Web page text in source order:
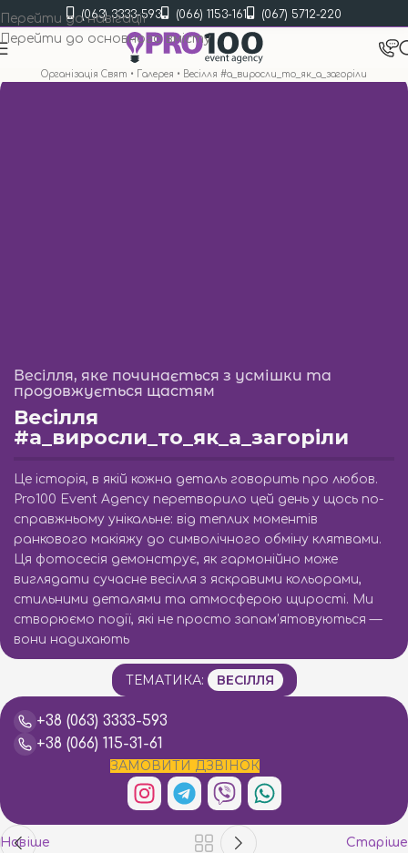
Перейти до навігації
Перейти до основного вмісту
(063) 3333-593 (066) 1153-161 (067) 5712-220
Організація Свят • Галерея • Весілля #а_виросли_то_як_а_загоріли
Весілля, яке починається з усмішки та
продовжується щастям
Весілля
#а_виросли_то_як_а_загоріли
Це історія, в якій кожна деталь говорить про любов.
Pro100 Event Agency перетворило цей день у щось по-
справжньому унікальне: від теплих моментів
ранкового макіяжу до символічного обміну клятвами.
Ця фотосесія демонструє, як гармонійно може
виглядати сучасне весілля з яскравими кольорами,
стильними деталями та атмосферою щирості. Ми
створюємо події, які не просто запам’ятовуються —
вони надихають
ТЕМАТИКА: ВЕСІЛЛЯ
+38 (063) 3333-593
+38 (066) 115-31-61
ЗАМОВИТИ ДЗВІНОК
Новіше Старіше